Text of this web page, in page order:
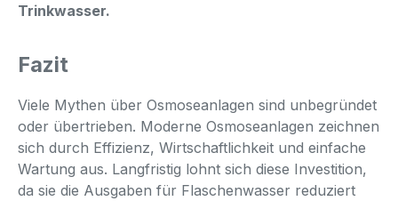
Trinkwasser.
Fazit
Viele Mythen über Osmoseanlagen sind unbegründet
oder übertrieben. Moderne Osmoseanlagen zeichnen
sich durch Effizienz, Wirtschaftlichkeit und einfache
Wartung aus. Langfristig lohnt sich diese Investition,
da sie die Ausgaben für Flaschenwasser reduziert